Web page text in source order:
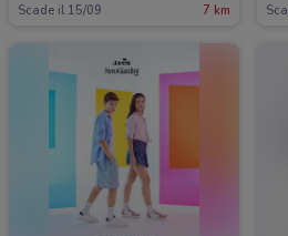
Scade il 15/09 7 km